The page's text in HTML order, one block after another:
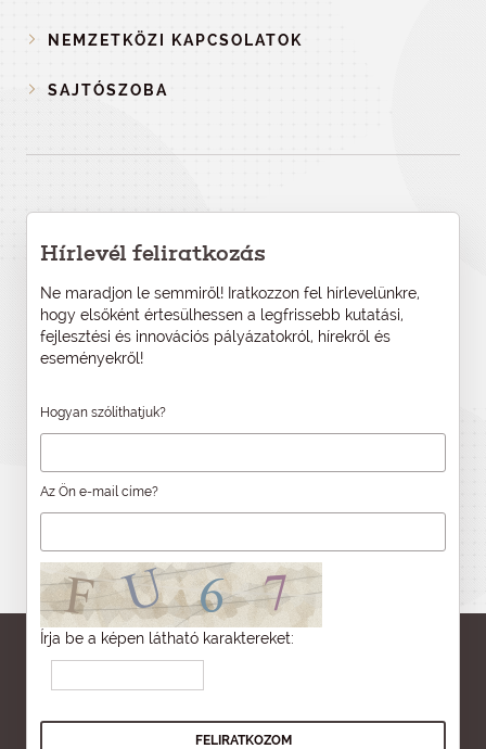
NEMZETKÖZI KAPCSOLATOK
SAJTÓSZOBA
Hírlevél feliratkozás
Ne maradjon le semmiről! Iratkozzon fel hírlevelünkre,
hogy elsőként értesülhessen a legfrissebb kutatási,
fejlesztési és innovációs pályázatokról, hírekről és
eseményekről!
Hogyan szólíthatjuk?
Az Ön e-mail címe?
Írja be a képen látható karaktereket: